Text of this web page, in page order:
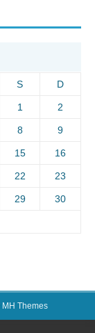
S D
1 2
8 9
15 16
22 23
29 30
MH Themes